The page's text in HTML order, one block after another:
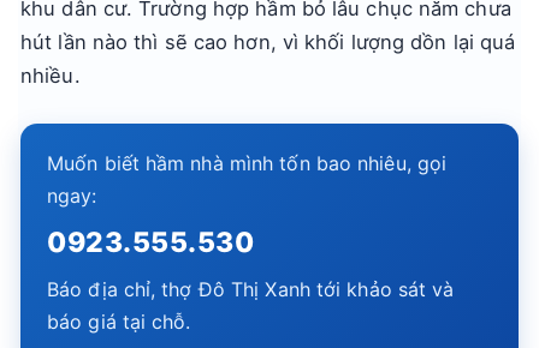
khu dân cư. Trường hợp hầm bỏ lâu chục năm chưa
hút lần nào thì sẽ cao hơn, vì khối lượng dồn lại quá
nhiều.
Muốn biết hầm nhà mình tốn bao nhiêu, gọi
ngay:
0923.555.530
Báo địa chỉ, thợ Đô Thị Xanh tới khảo sát và
báo giá tại chỗ.